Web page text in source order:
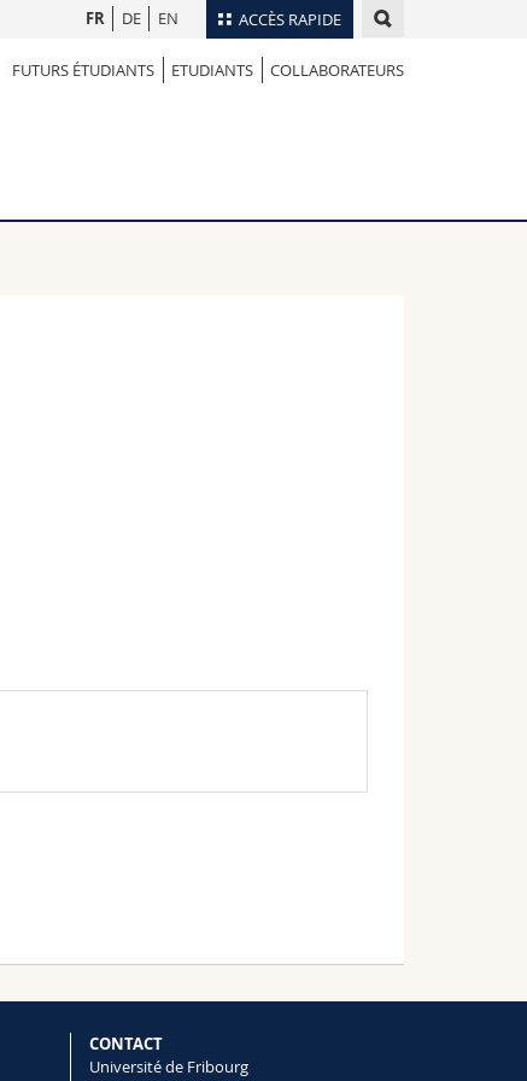
ACCÈS RAPIDE
Annuaire du personnel
Programme des cours
FR DE EN
FUTURS ÉTUDIANTS ETUDIANTS COLLABORATEURS
CONTACT
Université de Fribourg